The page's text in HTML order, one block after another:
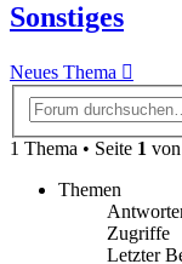
Sonstiges
Neues Thema
1 Thema • Seite 1 von
Themen
Zugriffe
Letzter